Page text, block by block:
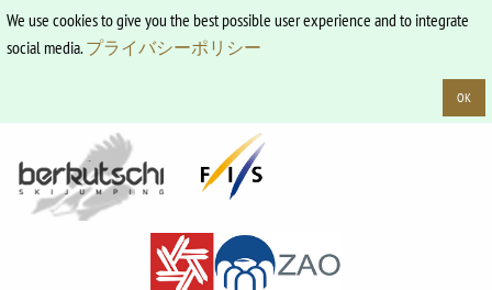
We use cookies to give you the best possible user experience and to integrate
social media.プライバシーポリシー
OK